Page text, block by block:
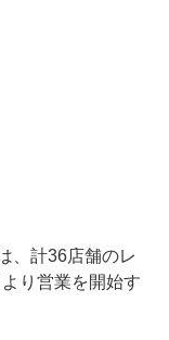
、計36店舗のレ
り営業を開始す